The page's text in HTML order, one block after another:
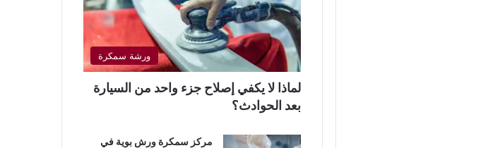
ورشة سمكرة
لماذا لا يكفي إصلاح جزء واحد من السيارة
بعد الحوادث؟
مركز سمكرة ورش بوية في